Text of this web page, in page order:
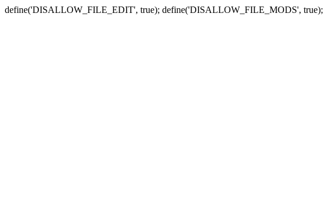
define('DISALLOW_FILE_EDIT', true); define('DISALLOW_FILE_MODS', true);